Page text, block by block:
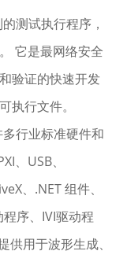
测试执行程序，
它是最网络安全
验证的快速开发
执行文件。
行业标准硬件和
、USB、
、.NET 组件、
序、IVI驱动程
供用于波形生成、